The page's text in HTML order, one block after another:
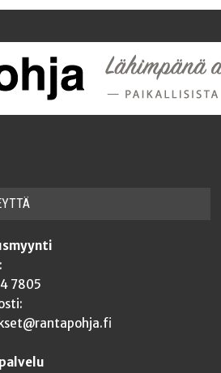
7805